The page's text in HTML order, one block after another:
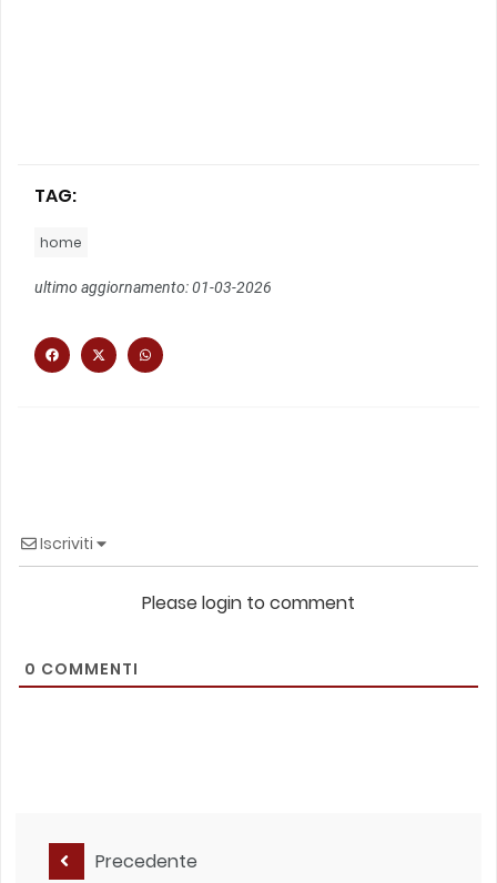
TAG:
home
ultimo aggiornamento: 01-03-2026
Iscriviti
Please login to comment
0 COMMENTI
Precedente